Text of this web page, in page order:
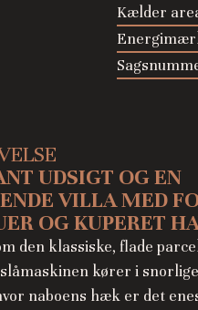
Kælder
UDSIGT OG EN
VILLA MED
OG KUPERET
den klassiske, flade
kører i
naboens hæk er det